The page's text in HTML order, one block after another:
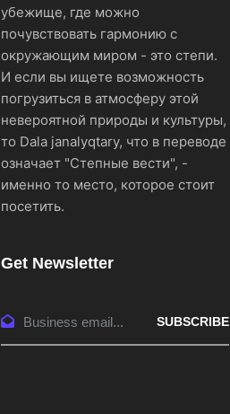
убежище, где можно
почувствовать гармонию с
окружающим миром - это степи.
И если вы ищете возможность
погрузиться в атмосферу этой
невероятной природы и культуры,
то Dala janalyqtary, что в переводе
означает "Степные вести", -
именно то место, которое стоит
посетить.
Get Newsletter
SUBSCRIBE